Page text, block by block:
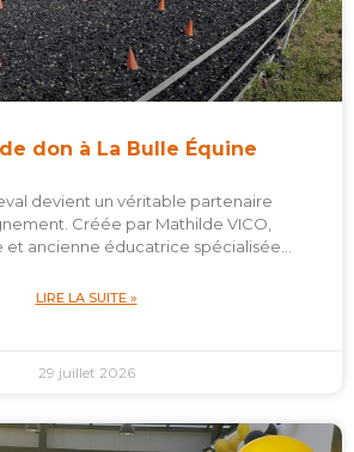
don à La Bulle Équine
devient un véritable partenaire
Créée par Mathilde VICO,
ancienne éducatrice spécialisée…
LIRE LA SUITE »
29 juillet 2026